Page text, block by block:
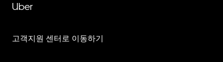
Uber
고객지원 센터로 이동하기